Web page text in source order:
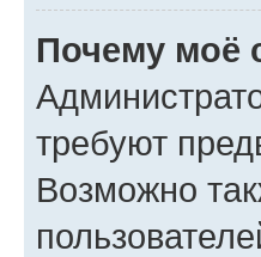
Почему моё
требуют
Возможно